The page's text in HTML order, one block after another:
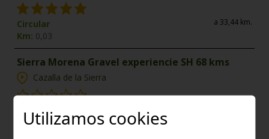
Circular
Km: 0,03
a 33,44 km.
Sierra Morena Gravel experiencie SH 68 kms
Cazalla de la Sierra
Circular
Km: 0,04
Utilizamos cookies